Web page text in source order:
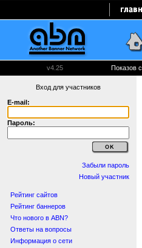
v4.25 Показов
Вход для участников
E-mail:
Пароль:
Забыли пароль
Новый участник
Рейтинг сайтов
Рейтинг баннеров
Что нового в ABN?
Ответы на вопросы
Информация о сети